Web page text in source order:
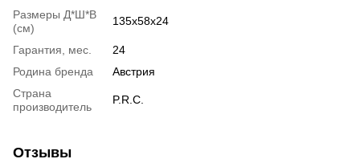
Размеры Д*Ш*В
(см)
135х58х24
Гарантия, мес.
24
Родина бренда
Австрия
Страна
производитель
P.R.C.
Отзывы